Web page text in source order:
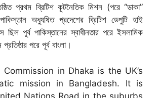
প্রথম ব্রিটিশ কূটনৈতিক মিশন (পরে “ডাকা”
অধ্যুষিত প্রদেশের ব্রিটিশ ডেপুটি হাই
পূর্ব পাকিস্তানের স্বাধীনতার পরে ইসলামিক
পরে পূর্ব বাংলা।
in Dhaka is the UK’s
mission in Bangladesh. It is
Nations Road in the suburbs